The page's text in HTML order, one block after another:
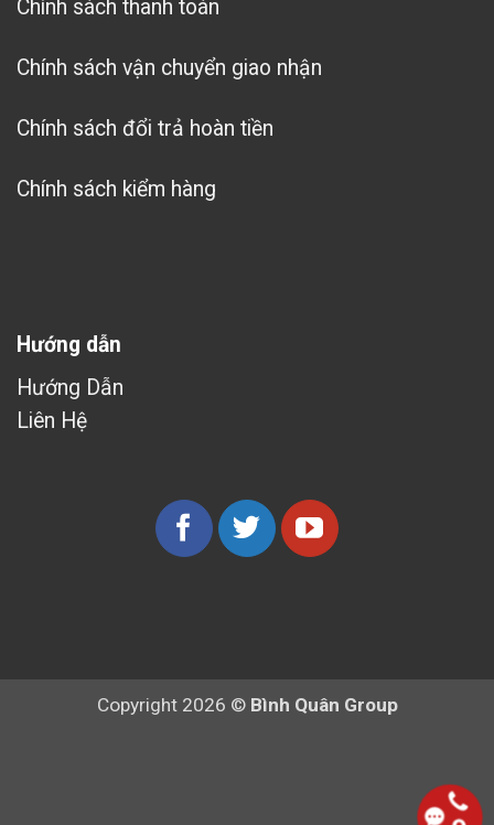
Chính sách thanh toán
Chính sách vận chuyển giao nhận
Chính sách đổi trả hoàn tiền
Chính sách kiểm hàng
Hướng dẫn
Hướng Dẫn
Liên Hệ
Copyright 2026 © Bình Quân Group